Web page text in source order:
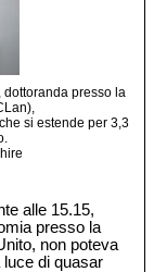
dottoranda presso la
si estende per 3,3
alle 15.15,
presso la
non poteva
di quasar